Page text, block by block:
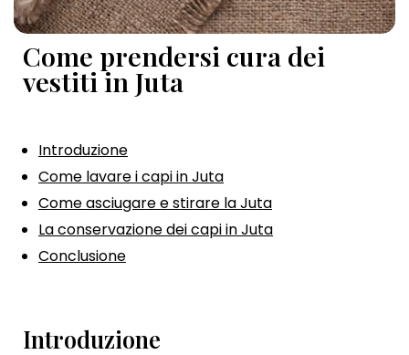
Come prendersi cura dei
vestiti in Juta
Introduzione
Come lavare i capi in Juta
Come asciugare e stirare la Juta
La conservazione dei capi in Juta
Conclusione
Introduzione